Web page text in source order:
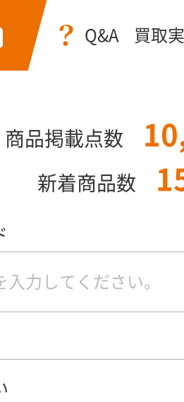
Q&A 買取
商品掲載点数
新着商品数